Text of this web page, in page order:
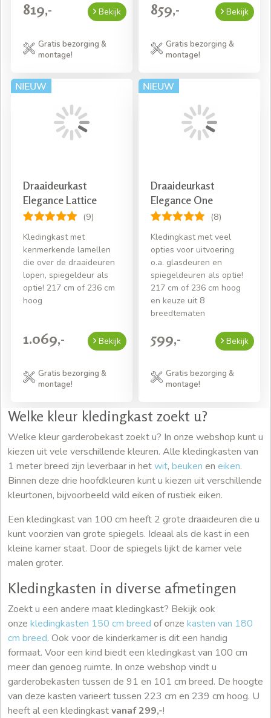
819,- Bekijk
Gratis bezorging &
montage!
859,- Bekijk
Gratis bezorging &
montage!
Draaideurkast
Elegance Lattice
(9)
Kledingkast met
kenmerkende lamellen
die over de draaideuren
lopen, spiegeldeur als
optie! 217 cm of 236 cm
hoog
1.069,- Bekijk
Gratis bezorging &
montage!
Draaideurkast
Elegance One
(8)
Kledingkast met veel
opties voor uitvoering
o.a. glasdeuren en
spiegeldeuren als optie!
217 cm of 236 cm hoog
en keuze uit 8
breedtematen
599,- Bekijk
Gratis bezorging &
montage!
Welke kleur kledingkast zoekt u?
Welke kleur garderobekast zoekt u? In onze webshop kunt u
kiezen uit vele verschillende kleuren. Alle kledingkasten van
1 meter breed zijn leverbaar in hetwit, beuken en eiken.
Binnen deze drie hoofdkleuren kunt u kiezen uit verschillende
kleurtonen, bijvoorbeeld wild eiken of rustiek eiken.
Een kledingkast van 100 cm heeft 2 grote draaideuren die u
kunt voorzien van grote spiegels. Ideaal als de kast in een
kleine kamer staat. Door de spiegels lijkt de kamer vele
malen groter.
Kledingkasten in diverse afmetingen
Zoekt u een andere maat kledingkast? Bekijk ook
onze kledingkasten 150 cm breed of onze kasten van 180
cm breed. Ook voor de kinderkamer is dit een handig
formaat. Voor een kind biedt een kledingkast van 100 cm
meer dan genoeg ruimte. In onze webshop vindt u
garderobekasten tussen de 91 en 101 cm breed. De hoogte
van deze kasten varieert tussen 223 cm en 239 cm hoog. U
heeft al een kledingkastvanaf 299,-!